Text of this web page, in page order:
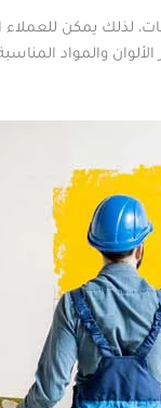
يمكن للعملاء
والمواد